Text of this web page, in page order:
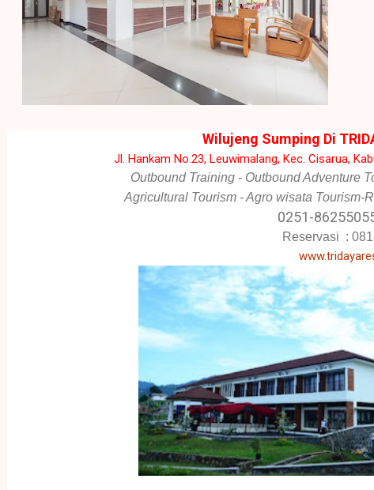
Wilujeng Sumping Di
Jl. Hankam No.23, Leuwimalang, Kec. Cisarua,
Outbound Training - Outbound Adventure
Agricultural Tourism - Agro wisata Tourism-
0251-
Reservasi :